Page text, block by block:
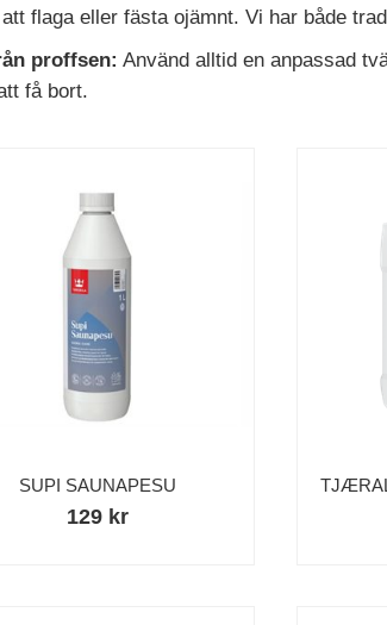
flaga eller fästa ojämnt. Vi har både
proffsen: Använd alltid en anpassad
få bort.
SUPI SAUNAPESU
129 kr